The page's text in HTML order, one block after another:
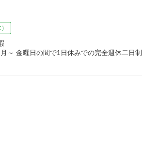
金曜日の間で1日休みでの完全週休二日制